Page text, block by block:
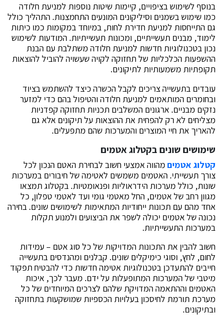
בנוסף לשימוש בציפויים, קיימות שיטות נוספות למניעת חלודה
כמו שימוש בשמנים וסיליקונים המונעים התחמצנות. התהליך כולל
גם התייחסות למניעת חדירת לחות, במיוחד במקומות כמו כיתות
לימוד, מבנים תעשייתיים, ומכונות תעשייתיות. המודעות לשימוש
נכון בטכנולוגיות חדשות למניעת חלודה משתלבת עם הבנת
ההשפעות הכלכליות של תחזוקה לקויה שעשויה להוביל להוצאות
תקופתיות משמעותיות לתיקונים.
עובדים בתעשייה צריכים לקבל הכשרה כיצד להשתמש בציוד
ובחומרים המותאמים למניעת חלודה והטיפול בהם כדי למזער
נזקים מבניים. ארגונים המשלבים תכניות תחזוקה קפדניות
מצליחים לא רק להפחית את ההוצאות על תיקונים אלא גם
להאריך את חיי המוצרים והמערכות שהם מתפעלים.
שימושים שונים בקטלוג אטמים
קטלוג אטמיםמהווה אמצעי חשוב לבחירת האטם הנכון לכל
צורך תעשייתי. האטמים משמשים לאטימה של חיבורים במערכות
שונות, כולל מערכות הידראוליות ופנאומטיות. בקטלוג תמצאו
מגוון רחב של אטמים, החל מאטמי גומי ועד לאטמי טפלון, כל
אחד מהם עם תכונות ייחודיות המתאימות לשימושים שונים. בחירה
נכונה של אטמים יכולה לשפר את הביצועים ולמנוע תקלות
במערכות התעשייתיות.
חשוב להבין את התכונות המדויקות של כל סוג אטם – עמידות
לחום, לחץ, וסוגי כימיקלים שונים. קבלנים ומהנדסים בתעשייה
חייבים להתעדכן בטכנולוגיות אטימה חדשות כדי להבטיח תפקוד
מיטבי של המערכות המתופעלות על ידם. מעבר לכך, איכות
האטמים וההתאמה המדויקת שלהם לצרכים המיוחדים של כל
מערכת תורמת לחיסכון בעלויות הכספיות שמושקעות בתחזוקה
ובתיקונים.